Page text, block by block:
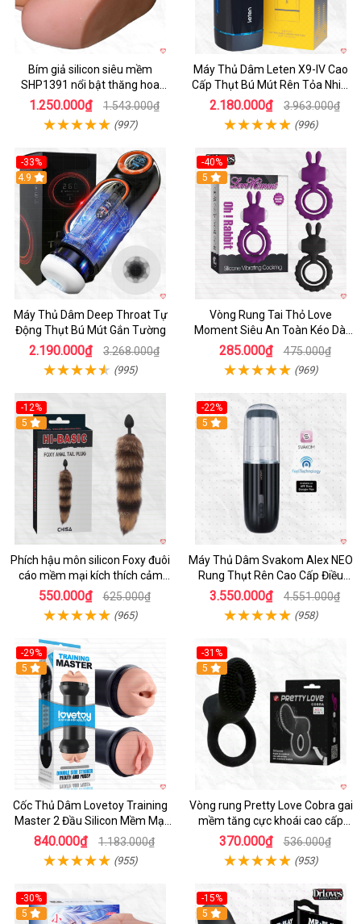
Bím giả silicon siêu mềm
SHP1391 nổi bật thăng hoa
hoàn hảo
1.250.000₫ 1.543.000₫
(997)
Máy Thủ Dâm Leten X9-IV Cao
Cấp Thụt Bú Mút Rên Tỏa Nhiệt
Sạc Pin
2.180.000₫ 3.963.000₫
(996)
-33%
Hot
4.9
Máy Thủ Dâm Deep Throat Tự
Động Thụt Bú Mút Gắn Tường
2.190.000₫ 3.268.000₫
(995)
-40%
5
Vòng Rung Tai Thỏ Love
Moment Siêu An Toàn Kéo Dài
Thời Gian
285.000₫ 475.000₫
(969)
-12%
Hot
5
Phích hậu môn silicon Foxy đuôi
cáo mềm mại kích thích cảm
giác mới
550.000₫ 625.000₫
(965)
-22%
5
Máy Thủ Dâm Svakom Alex NEO
Rung Thụt Rên Cao Cấp Điều
Khiển App
3.550.000₫ 4.551.000₫
(958)
-29%
Hot
5
Cốc Thủ Dâm Lovetoy Training
Master 2 Đầu Silicon Mềm Mại
Tiện Lợi
840.000₫ 1.183.000₫
(955)
-31%
5
Vòng rung Pretty Love Cobra gai
mềm tăng cực khoái cao cấp
chính hãng
370.000₫ 536.000₫
(953)
-30%
Hot
5
-15%
Hot
5